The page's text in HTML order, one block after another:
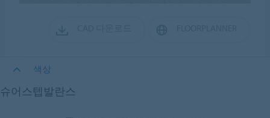
색상
슈어스텝발란스